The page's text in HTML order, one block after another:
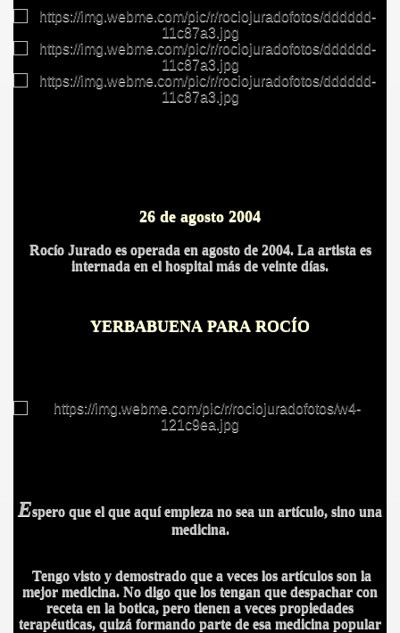
26 de agosto 2004
Rocío Jurado es operada en agosto de 2004. La artista es
internada en el hospital más de veinte días.
YERBABUENA PARA ROCÍO
Espero que el que aquí empieza no sea un artículo, sino una
medicina.
Tengo visto y demostrado que a veces los artículos son la
mejor medicina. No digo que los tengan que despachar con
receta en la botica, pero tienen a veces propiedades
terapéuticas, quizá formando parte de esa medicina popular